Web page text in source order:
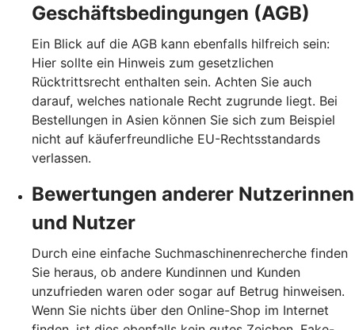
Geschäftsbedingungen (AGB)
Ein Blick auf die AGB kann ebenfalls hilfreich sein:
Hier sollte ein Hinweis zum gesetzlichen
Rücktrittsrecht enthalten sein. Achten Sie auch
darauf, welches nationale Recht zugrunde liegt. Bei
Bestellungen in Asien können Sie sich zum Beispiel
nicht auf käuferfreundliche EU-Rechtsstandards
verlassen.
Bewertungen anderer Nutzerinnen
und Nutzer
Durch eine einfache Suchmaschinenrecherche finden
Sie heraus, ob andere Kundinnen und Kunden
unzufrieden waren oder sogar auf Betrug hinweisen.
Wenn Sie nichts über den Online-Shop im Internet